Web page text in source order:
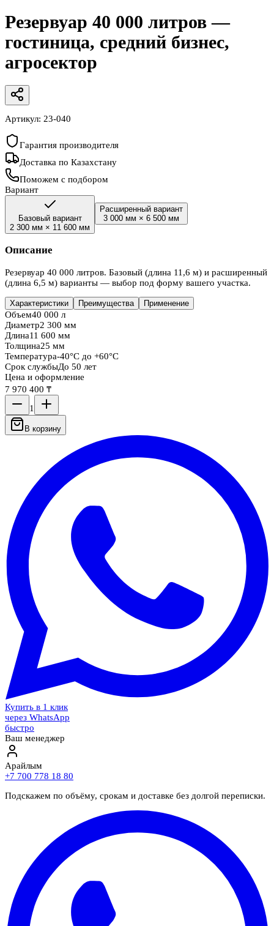
Резервуар 40 000 литров —
гостиница, средний бизнес,
агросектор
Артикул: 23-040
Гарантия производителя
Доставка по Казахстану
Поможем с подбором
Вариант
Базовый вариант
2 300 мм × 11 600 мм
Расширенный вариант
3 000 мм × 6 500 мм
Описание
Резервуар 40 000 литров. Базовый (длина 11,6 м) и расширенный
(длина 6,5 м) варианты — выбор под форму вашего участка.
Характеристики Преимущества Применение
Объем40 000 л
Диаметр2 300 мм
Длина11 600 мм
Толщина25 мм
Температура-40°C до +60°C
Срок службыДо 50 лет
Цена и оформление
7 970 400 ₸
1
В корзину
Купить в 1 клик
через WhatsApp
быстро
Ваш менеджер
Арайлым
+7 700 778 18 80
Подскажем по объёму, срокам и доставке без долгой переписки.